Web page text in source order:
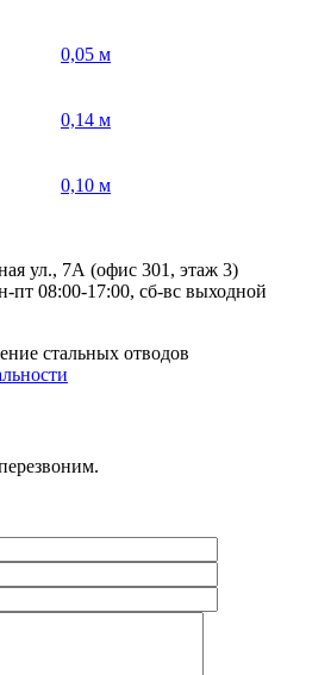
0,05 м
0,14 м
0,10 м
ул., 7А (офис 301, этаж 3)
пт 08:00-17:00, сб-вс выходной
стальных отводов